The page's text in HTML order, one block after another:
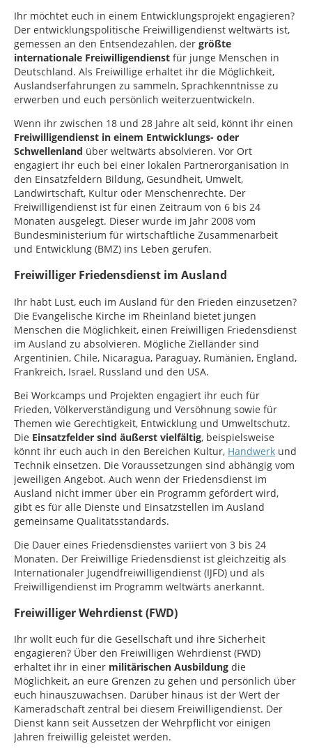
Ihr möchtet euch in einem Entwicklungsprojekt engagieren?
Der entwicklungspolitische Freiwilligendienst weltwärts ist,
gemessen an den Entsendezahlen, der größte
internationale Freiwilligendienst für junge Menschen in
Deutschland. Als Freiwillige erhaltet ihr die Möglichkeit,
Auslandserfahrungen zu sammeln, Sprachkenntnisse zu
erwerben und euch persönlich weiterzuentwickeln.
Wenn ihr zwischen 18 und 28 Jahre alt seid, könnt ihr einen
Freiwilligendienst in einem Entwicklungs- oder
Schwellenland über weltwärts absolvieren. Vor Ort
engagiert ihr euch bei einer lokalen Partnerorganisation in
den Einsatzfeldern Bildung, Gesundheit, Umwelt,
Landwirtschaft, Kultur oder Menschenrechte. Der
Freiwilligendienst ist für einen Zeitraum von 6 bis 24
Monaten ausgelegt. Dieser wurde im Jahr 2008 vom
Bundesministerium für wirtschaftliche Zusammenarbeit
und Entwicklung (BMZ) ins Leben gerufen.
Freiwilliger Friedensdienst im Ausland
Ihr habt Lust, euch im Ausland für den Frieden einzusetzen?
Die Evangelische Kirche im Rheinland bietet jungen
Menschen die Möglichkeit, einen Freiwilligen Friedensdienst
im Ausland zu absolvieren. Mögliche Zielländer sind
Argentinien, Chile, Nicaragua, Paraguay, Rumänien, England,
Frankreich, Israel, Russland und den USA.
Bei Workcamps und Projekten engagiert ihr euch für
Frieden, Völkerverständigung und Versöhnung sowie für
Themen wie Gerechtigkeit, Entwicklung und Umweltschutz.
Die Einsatzfelder sind äußerst vielfältig, beispielsweise
könnt ihr euch auch in den Bereichen Kultur, Handwerk und
Technik einsetzen. Die Voraussetzungen sind abhängig vom
jeweiligen Angebot. Auch wenn der Friedensdienst im
Ausland nicht immer über ein Programm gefördert wird,
gibt es für alle Dienste und Einsatzstellen im Ausland
gemeinsame Qualitätsstandards.
Die Dauer eines Friedensdienstes variiert von 3 bis 24
Monaten. Der Freiwillige Friedensdienst ist gleichzeitig als
Internationaler Jugendfreiwilligendienst (IJFD) und als
Freiwilligendienst im Programm weltwärts anerkannt.
Freiwilliger Wehrdienst (FWD)
Ihr wollt euch für die Gesellschaft und ihre Sicherheit
engagieren? Über den Freiwilligen Wehrdienst (FWD)
erhaltet ihr in einer militärischen Ausbildung die
Möglichkeit, an eure Grenzen zu gehen und persönlich über
euch hinauszuwachsen. Darüber hinaus ist der Wert der
Kameradschaft zentral bei diesem Freiwilligendienst. Der
Dienst kann seit Aussetzen der Wehrpflicht vor einigen
Jahren freiwillig geleistet werden.